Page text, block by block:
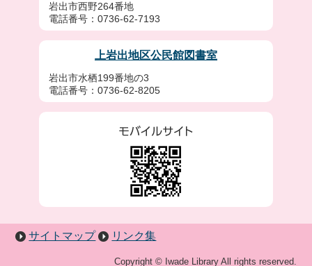
岩出市西野264番地
電話番号：0736-62-7193
上岩出地区公民館図書室
岩出市水栖199番地の3
電話番号：0736-62-8205
サイトマップ リンク集
Copyright © Iwade Library All rights reserved.